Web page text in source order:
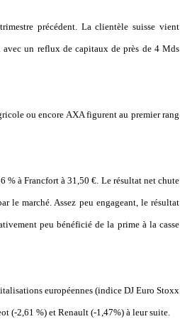
précédent. La clientèle suisse vient
un reflux de capitaux de près de 4 Mds
ou encore AXA figurent au premier rang
% à Francfort à 31,50 €. Le résultat net chute
le marché. Assez peu engageant, le résultat
peu bénéficié de la prime à la casse
européennes (indice DJ Euro Stoxx
(-2,61 %) et Renault (-1,47%) à leur suite.